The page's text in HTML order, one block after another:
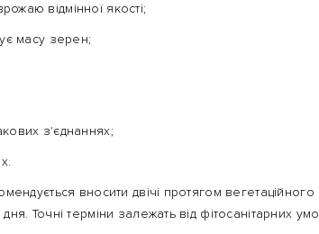
відмінної якості;
масу зерен;
з'єднаннях;
вносити двічі протягом вегетаційного
Точні терміни залежать від фітосанітарних